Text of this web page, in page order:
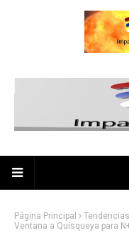
Página Principal Tendencias
Ventana a Quisqueya para